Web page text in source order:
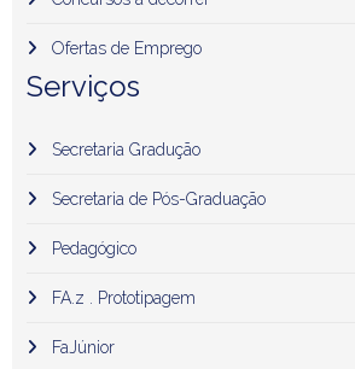
Ofertas de Emprego
Serviços
Secretaria Gradução
Secretaria de Pós-Graduação
Pedagógico
FA.z . Prototipagem
FaJúnior